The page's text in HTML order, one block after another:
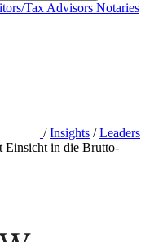
Tax Advisors Notaries
/ Insights / Leaders
Einsicht in die Brutto-